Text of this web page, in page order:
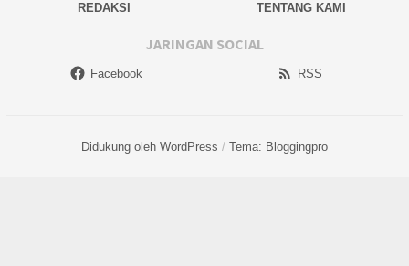
REDAKSI
TENTANG KAMI
JARINGAN SOCIAL
Facebook RSS
Didukung oleh WordPress / Tema: Bloggingpro